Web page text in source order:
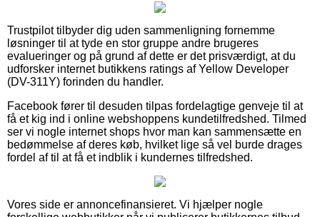
Trustpilot tilbyder dig uden sammenligning fornemme
løsninger til at tyde en stor gruppe andre brugeres
evalueringer og på grund af dette er det prisværdigt, at du
udforsker internet butikkens ratings af Yellow Developer
(DV-311Y) forinden du handler.
Facebook fører til desuden tilpas fordelagtige genveje til at
få et kig ind i online webshoppens kundetilfredshed. Tilmed
ser vi nogle internet shops hvor man kan sammensætte en
bedømmelse af deres køb, hvilket lige så vel burde drages
fordel af til at få et indblik i kundernes tilfredshed.
Vores side er annoncefinansieret. Vi hjælper nogle